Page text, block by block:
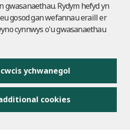
gwasanaethau. Rydym hefyd yn
gosod gan wefannau eraill er
cynnwys o'u gwasanaethau
ychwanegol
cookies